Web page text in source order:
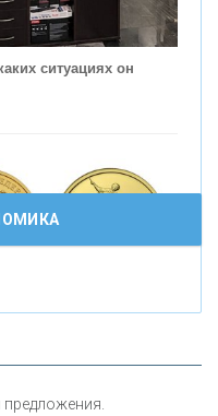
ситуациях он
предложения.